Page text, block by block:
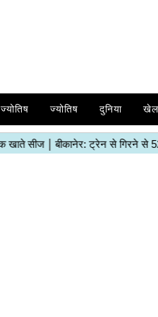
ज्योतिष ज्योतिष दुनिया खेल